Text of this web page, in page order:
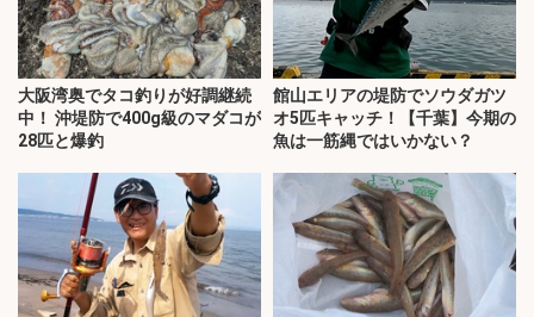
大阪湾奥でタコ釣りが好調継続
中！ 沖堤防で400g級のマダコが
28匹と爆釣
館山エリアの堤防でソウダガツ
オ5匹キャッチ！【千葉】今期の
魚は一筋縄ではいかない？